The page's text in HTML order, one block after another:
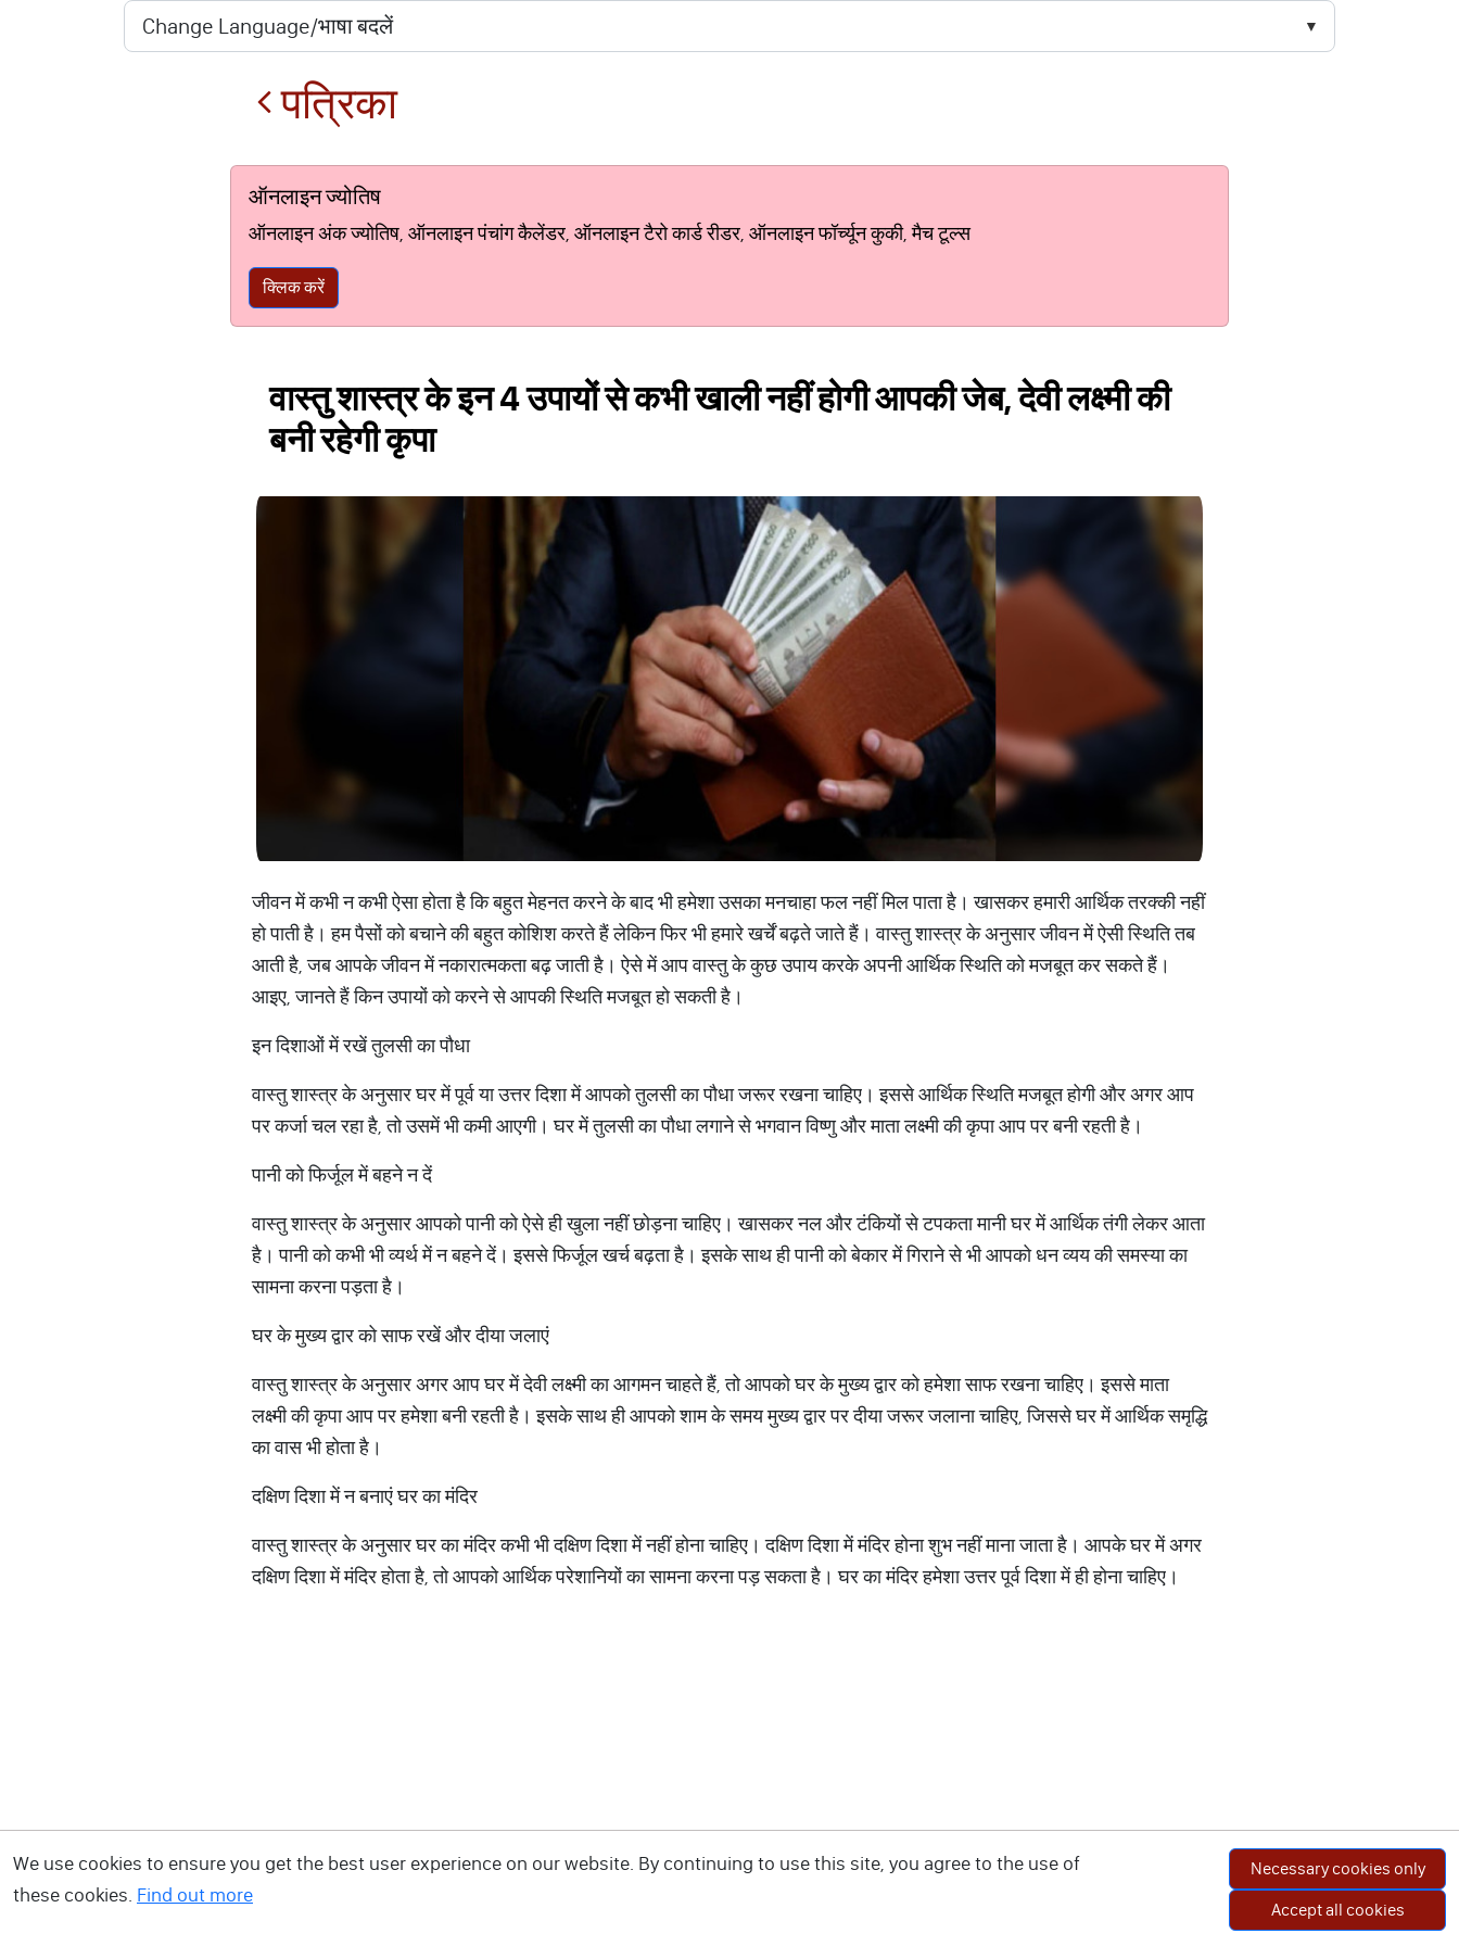
पत्रिका
ऑनलाइन ज्योतिष
ऑनलाइन अंक ज्योतिष, ऑनलाइन पंचांग कैलेंडर, ऑनलाइन टैरो कार्ड रीडर, ऑनलाइन फॉर्च्यून कुकी, मैच टूल्स
क्लिक करें
वास्तु शास्त्र के इन 4 उपायों से कभी खाली नहीं होगी आपकी जेब, देवी लक्ष्मी की
बनी रहेगी कृपा
जीवन में कभी न कभी ऐसा होता है कि बहुत मेहनत करने के बाद भी हमेशा उसका मनचाहा फल नहीं मिल पाता है। खासकर हमारी आर्थिक तरक्की नहीं
हो पाती है। हम पैसों को बचाने की बहुत कोशिश करते हैं लेकिन फिर भी हमारे खर्चें बढ़ते जाते हैं। वास्तु शास्त्र के अनुसार जीवन में ऐसी स्थिति तब
आती है, जब आपके जीवन में नकारात्मकता बढ़ जाती है। ऐसे में आप वास्तु के कुछ उपाय करके अपनी आर्थिक स्थिति को मजबूत कर सकते हैं।
आइए, जानते हैं किन उपायों को करने से आपकी स्थिति मजबूत हो सकती है।
इन दिशाओं में रखें तुलसी का पौधा
वास्तु शास्त्र के अनुसार घर में पूर्व या उत्तर दिशा में आपको तुलसी का पौधा जरूर रखना चाहिए। इससे आर्थिक स्थिति मजबूत होगी और अगर आप
पर कर्जा चल रहा है, तो उसमें भी कमी आएगी। घर में तुलसी का पौधा लगाने से भगवान विष्णु और माता लक्ष्मी की कृपा आप पर बनी रहती है।
पानी को फिर्जूल में बहने न दें
वास्तु शास्त्र के अनुसार आपको पानी को ऐसे ही खुला नहीं छोड़ना चाहिए। खासकर नल और टंकियों से टपकता मानी घर में आर्थिक तंगी लेकर आता
है। पानी को कभी भी व्यर्थ में न बहने दें। इससे फिर्जूल खर्च बढ़ता है। इसके साथ ही पानी को बेकार में गिराने से भी आपको धन व्यय की समस्या का
सामना करना पड़ता है।
घर के मुख्य द्वार को साफ रखें और दीया जलाएं
वास्तु शास्त्र के अनुसार अगर आप घर में देवी लक्ष्मी का आगमन चाहते हैं, तो आपको घर के मुख्य द्वार को हमेशा साफ रखना चाहिए। इससे माता
लक्ष्मी की कृपा आप पर हमेशा बनी रहती है। इसके साथ ही आपको शाम के समय मुख्य द्वार पर दीया जरूर जलाना चाहिए, जिससे घर में आर्थिक समृद्धि
का वास भी होता है।
दक्षिण दिशा में न बनाएं घर का मंदिर
वास्तु शास्त्र के अनुसार घर का मंदिर कभी भी दक्षिण दिशा में नहीं होना चाहिए। दक्षिण दिशा में मंदिर होना शुभ नहीं माना जाता है। आपके घर में अगर
दक्षिण दिशा में मंदिर होता है, तो आपको आर्थिक परेशानियों का सामना करना पड़ सकता है। घर का मंदिर हमेशा उत्तर पूर्व दिशा में ही होना चाहिए।
We use cookies to ensure you get the best user experience on our website. By continuing to use this site, you agree to the use of
these cookies. Find out more
Necessary cookies only
Accept all cookies